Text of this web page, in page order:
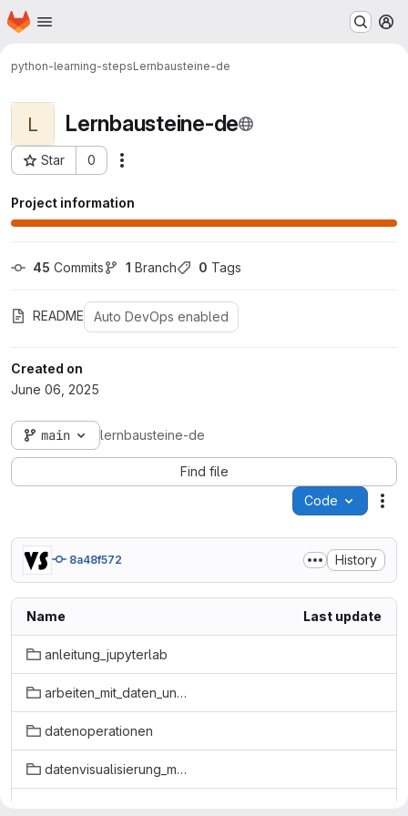
Skip to main content
Homepage
python-learning-stepsLernbausteine-de
L Lernbausteine-de
Star 0
Project ID: 6060
Project information
45 Commits 1 Branch 0 Tags
README Auto DevOps enabled
Created on
June 06, 2025
main lernbausteine-de
Find file
Code
8a48f572 History
Name Last update
anleitung_jupyterlab
arbeiten_mit_daten_und_dateien
datenoperationen
datenvisualisierung_matplotlib